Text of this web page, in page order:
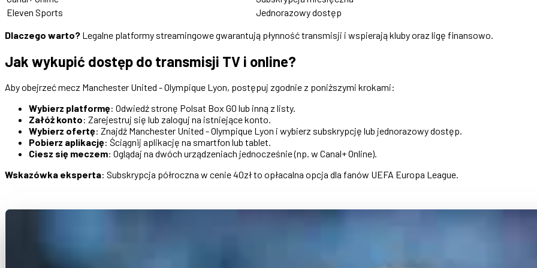
Eleven Sports
Jednorazowy dostęp
Dlaczego warto? Legalne platformy streamingowe gwarantują płynność transmisji i wspierają kluby oraz ligę finansowo.
Jak wykupić dostęp do transmisji TV i online?
Aby obejrzeć mecz Manchester United - Olympique Lyon, postępuj zgodnie z poniższymi krokami:
Wybierz platformę: Odwiedź stronę Polsat Box GO lub inną z listy.
Załóż konto: Zarejestruj się lub zaloguj na istniejące konto.
Wybierz ofertę: Znajdź Manchester United - Olympique Lyon i wybierz subskrypcję lub jednorazowy dostęp.
Pobierz aplikację: Ściągnij aplikację na smartfon lub tablet.
Ciesz się meczem: Oglądaj na dwóch urządzeniach jednocześnie (np. w Canal+ Online).
Wskazówka eksperta: Subskrypcja półroczna w cenie 40zł to opłacalna opcja dla fanów UEFA Europa League.